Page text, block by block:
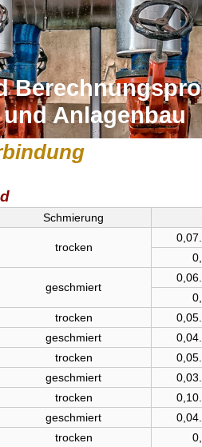
Anlagenbau
Schmierung
trocken
geschmiert
trocken
geschmiert
trocken
geschmiert
trocken
geschmiert
trocken